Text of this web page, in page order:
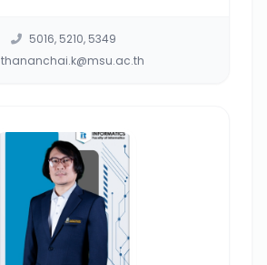
5016, 5210, 5349
thananchai.k@msu.ac.th